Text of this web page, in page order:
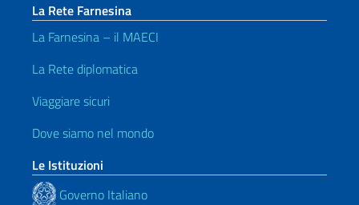
La Rete Farnesina
La Farnesina – il MAECI
La Rete diplomatica
Viaggiare sicuri
Dove siamo nel mondo
Le Istituzioni
Governo Italiano